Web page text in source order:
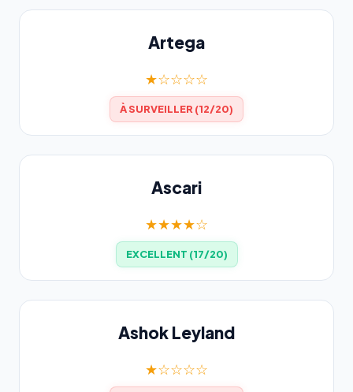
Artega
★☆☆☆☆
À SURVEILLER (12/20)
Ascari
★★★★☆
EXCELLENT (17/20)
Ashok Leyland
★☆☆☆☆